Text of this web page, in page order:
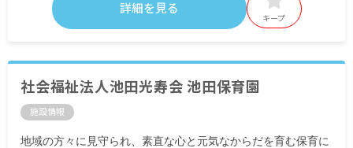
詳細を見る
キープ
社会福祉法人池田光寿会 池田保育園
施設情報
地域の方々に見守られ、素直な心と元気なからだを育む保育に